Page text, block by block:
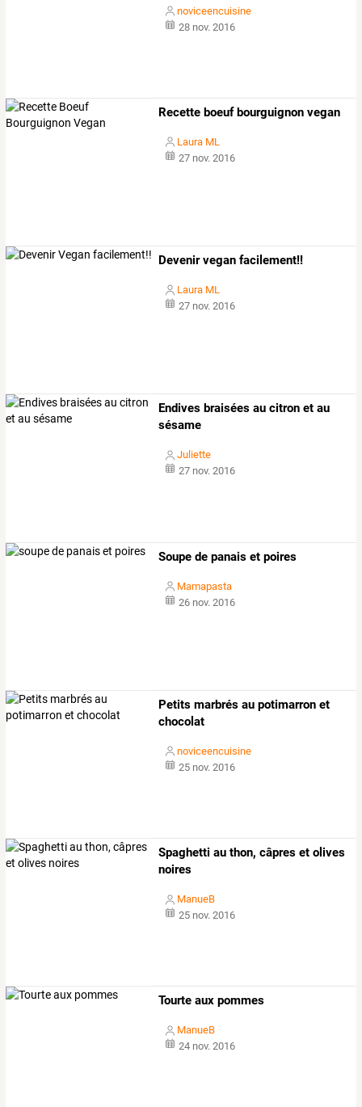
noviceencuisine
28 nov. 2016
Recette boeuf bourguignon vegan
Laura ML
27 nov. 2016
Devenir vegan facilement!!
Laura ML
27 nov. 2016
Endives braisées au citron et au
sésame
Juliette
27 nov. 2016
Soupe de panais et poires
Mamapasta
26 nov. 2016
Petits marbrés au potimarron et
chocolat
noviceencuisine
25 nov. 2016
Spaghetti au thon, câpres et olives
noires
ManueB
25 nov. 2016
Tourte aux pommes
ManueB
24 nov. 2016